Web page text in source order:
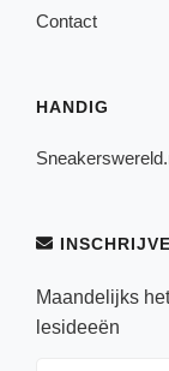
Contact
HANDIG
Maandelijks
lesideeën